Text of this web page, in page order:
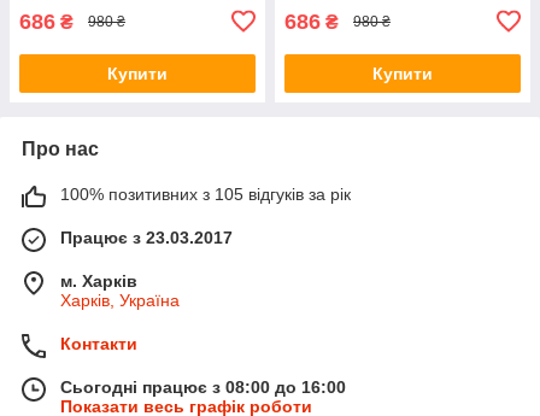
686 ₴ 980 ₴
Купити
686 ₴ 980 ₴
Купити
Про нас
100% позитивних з 105 відгуків за рік
Працює з 23.03.2017
м. Харків
Харків, Україна
Контакти
Сьогодні працює з 08:00 до 16:00
Показати весь графік роботи